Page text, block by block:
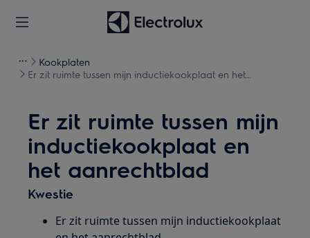
Kookplaten
Er zit ruimte tussen mijn inductiekookplaat en het
Er zit ruimte tussen mijn
inductiekookplaat en
het aanrechtblad
Kwestie
Er zit ruimte tussen mijn inductiekookplaat